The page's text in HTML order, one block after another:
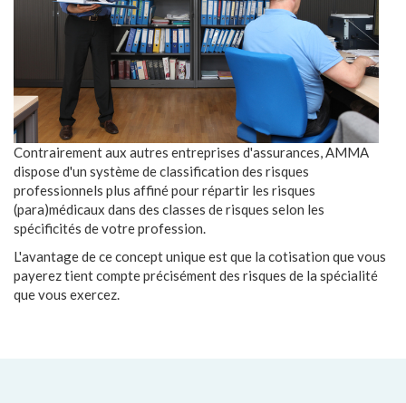
Contrairement aux autres entreprises d'assurances, AMMA
dispose d'un système de classification des risques
professionnels plus affiné pour répartir les risques
(para)médicaux dans des classes de risques selon les
spécificités de votre profession.
L'avantage de ce concept unique est que la cotisation que vous
payerez tient compte précisément des risques de la spécialité
que vous exercez.